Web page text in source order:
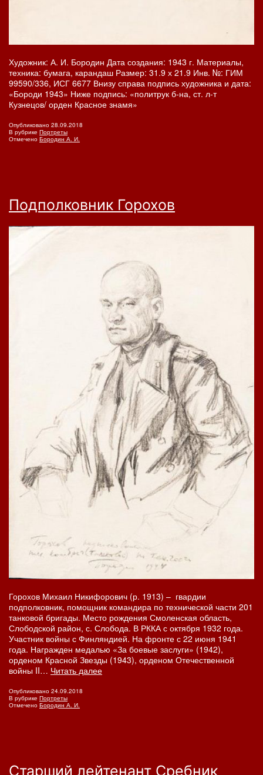
Художник: А. И. Бородин Дата создания: 1943 г. Материалы,
техника: бумага, карандаш Размер: 31.9 х 21.9 Инв. №: ГИМ
99590/336, ИСГ 6677 Внизу справа подпись художника и дата:
«Бороди 1943» Ниже подпись: «политрук б-на, ст. л-т
Кузнецов/ орден Красное знамя»
Опубликовано 28.09.2018
В рубрике Портреты
Отмечено Бородин А. И.
Подполковник Горохов
Горохов Михаил Никифорович (р. 1913) – гвардии
подполковник, помощник командира по технической части 201
танковой бригады. Место рождения Смоленская область,
Слободской район, с. Слобода. В РККА с октября 1932 года.
Участник войны с Финляндией. На фронте с 22 июня 1941
года. Награжден медалью «За боевые заслуги» (1942),
орденом Красной Звезды (1943), орденом Отечественной
войны II… Читать далееПодполковник
Опубликовано 24.09.2018
В рубрике Портреты
Отмечено Бородин А. И.
Старший лейтенант Сребник